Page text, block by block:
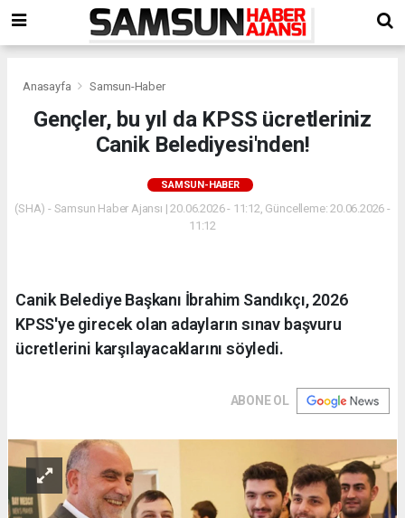
Anasayfa Samsun-Haber
Gençler, bu yıl da KPSS ücretleriniz
Canik Belediyesi'nden!
SAMSUN-HABER
(SHA) - Samsun Haber Ajansı | 20.06.2026 - 11:12, Güncelleme: 20.06.2026 -
11:12
Canik Belediye Başkanı İbrahim Sandıkçı, 2026
KPSS'ye girecek olan adayların sınav başvuru
ücretlerini karşılayacaklarını söyledi.
ABONE OL